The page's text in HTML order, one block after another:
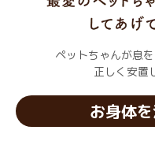
ペットちゃんが息
正しく安置
お身体